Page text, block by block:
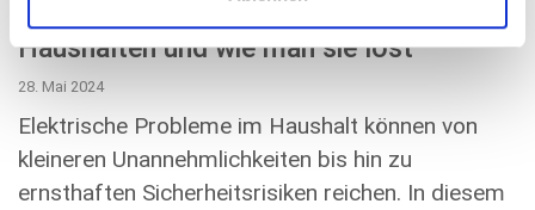
Haushalten und wie man sie löst
28. Mai 2024
Elektrische Probleme im Haushalt können von
kleineren Unannehmlichkeiten bis hin zu
ernsthaften Sicherheitsrisiken reichen. In diesem